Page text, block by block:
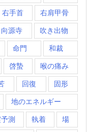
右手首 右肩甲骨
向源寺 吹き出物
命門 和裁
啓蟄 喉の痛み
回復 固形
地のエネルギー
測 執着 場